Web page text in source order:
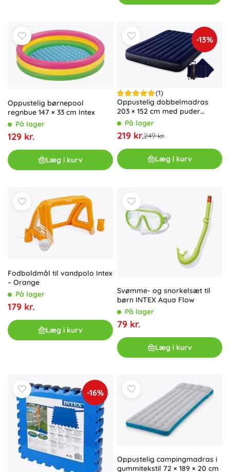
Oppustelig børnepool
regnbue 147 × 33 cm Intex
På lager
129 kr.
Læg i kurv
-13%
(1)
Oppustelig dobbelmadras
203 × 152 cm med puder
INTEX Velour
På lager
219 kr.249 kr.
Læg i kurv
Fodboldmål til vandpolo Intex
– Orange
På lager
179 kr.
Læg i kurv
Svømme- og snorkelsæt til
børn INTEX Aqua Flow
På lager
79 kr.
Læg i kurv
-16%
Oppustelig campingmadras i
gummitekstil 72 × 189 × 20 cm